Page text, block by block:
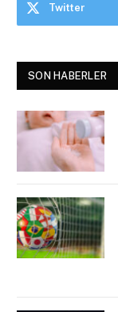
Twitter
SON HABERLER